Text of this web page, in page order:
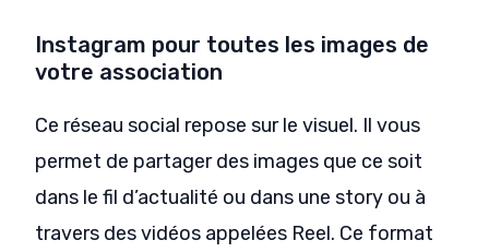
Instagram pour toutes les images de
votre association
Ce réseau social repose sur le visuel. Il vous
permet de partager des images que ce soit
dans le fil d’actualité ou dans une story ou à
travers des vidéos appelées Reel. Ce format